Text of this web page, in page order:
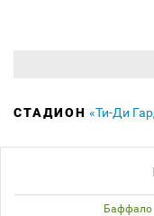
СТАДИОН «Ти-Ди
Баффало